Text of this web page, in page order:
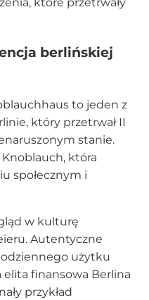
berlińskiej
to jeden z
który przetrwał II
stanie.
Knoblauch, która
społecznym i
w kulturę
Autentyczne
użytku
elita finansowa Berlina
przykład